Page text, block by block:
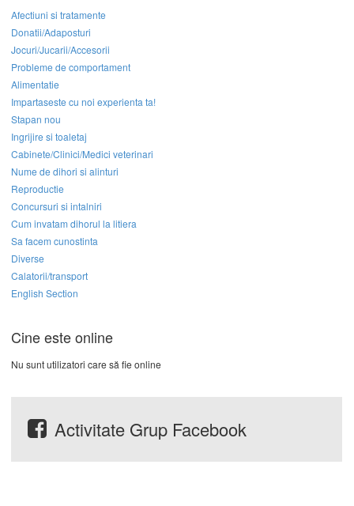
Afectiuni si tratamente
Donatii/Adaposturi
Jocuri/Jucarii/Accesorii
Probleme de comportament
Alimentatie
Impartaseste cu noi experienta ta!
Stapan nou
Ingrijire si toaletaj
Cabinete/Clinici/Medici veterinari
Nume de dihori si alinturi
Reproductie
Concursuri si intalniri
Cum invatam dihorul la litiera
Sa facem cunostinta
Diverse
Calatorii/transport
English Section
Cine este online
Nu sunt utilizatori care să fie online
Activitate Grup Facebook